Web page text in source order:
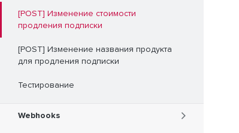
[POST] Изменение стоимости
продления подписки
[POST] Изменение названия продукта
для продления подписки
Тестирование
Webhooks